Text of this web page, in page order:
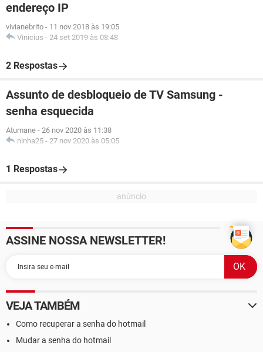
endereço IP
vivianebrito - 11 nov 2018 às 19:05
Vinicius - 24 set 2019 às 08:48
2 Respostas
Assunto de desbloqueio de TV Samsung -
senha esquecida
Atumane - 26 nov 2020 às 11:38
ninha25 - 27 nov 2020 às 05:05
1 Respostas
ASSINE NOSSA NEWSLETTER!
VEJA TAMBÉM
Como recuperar a senha do hotmail
Mudar a senha do hotmail